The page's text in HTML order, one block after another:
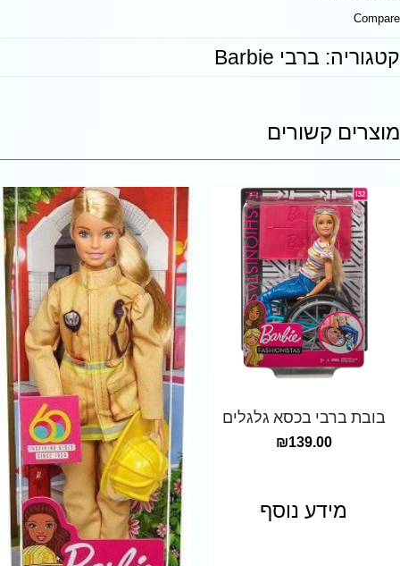
Compare
קטגוריה: ברבי Barbie
מוצרים קשורים
בובת ברבי בכסא גלגלים
₪139.00
מידע נוסף